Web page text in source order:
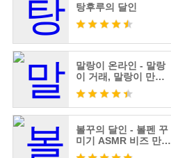
탕후루의 달인
말랑이 온라인 - 말랑
이 거래, 말랑이 만들
기
볼꾸의 달인 - 볼펜 꾸
미기 ASMR 비즈 만들
기